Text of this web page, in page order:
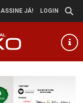
ASSINE JÁ! LOGIN